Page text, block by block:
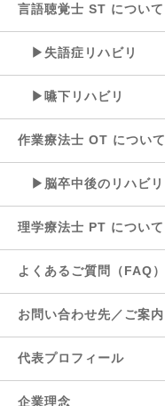
言語聴覚士 ST について
▶失語症リハビリ
▶嚥下リハビリ
作業療法士 OT について
▶脳卒中後のリハビリ
理学療法士 PT について
よくあるご質問（FAQ）
お問い合わせ先／ご案内
代表プロフィール
企業理念